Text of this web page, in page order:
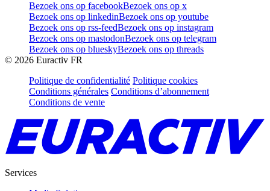
Bezoek ons op facebookBezoek ons op x
Bezoek ons op linkedinBezoek ons op youtube
Bezoek ons op rss-feedBezoek ons op instagram
Bezoek ons op mastodonBezoek ons op telegram
Bezoek ons op blueskyBezoek ons op threads
© 2026 Euractiv FR
Politique de confidentialité Politique cookies
Conditions générales Conditions d’abonnement
Conditions de vente
Services